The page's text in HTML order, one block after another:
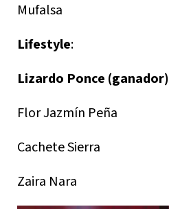
Mufalsa
Lifestyle:
Lizardo Ponce (ganador)
Flor Jazmín Peña
Cachete Sierra
Zaira Nara